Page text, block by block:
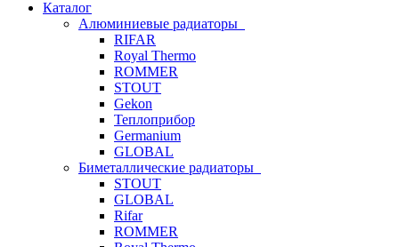
Каталог
Алюминиевые радиаторы
RIFAR
Royal Thermo
ROMMER
STOUT
Gekon
Теплоприбор
Germanium
GLOBAL
Биметаллические радиаторы
STOUT
GLOBAL
Rifar
ROMMER